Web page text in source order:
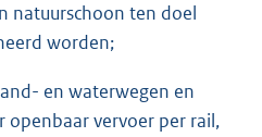
natuurschoon ten doel
worden;
en waterwegen en
openbaar vervoer per rail,